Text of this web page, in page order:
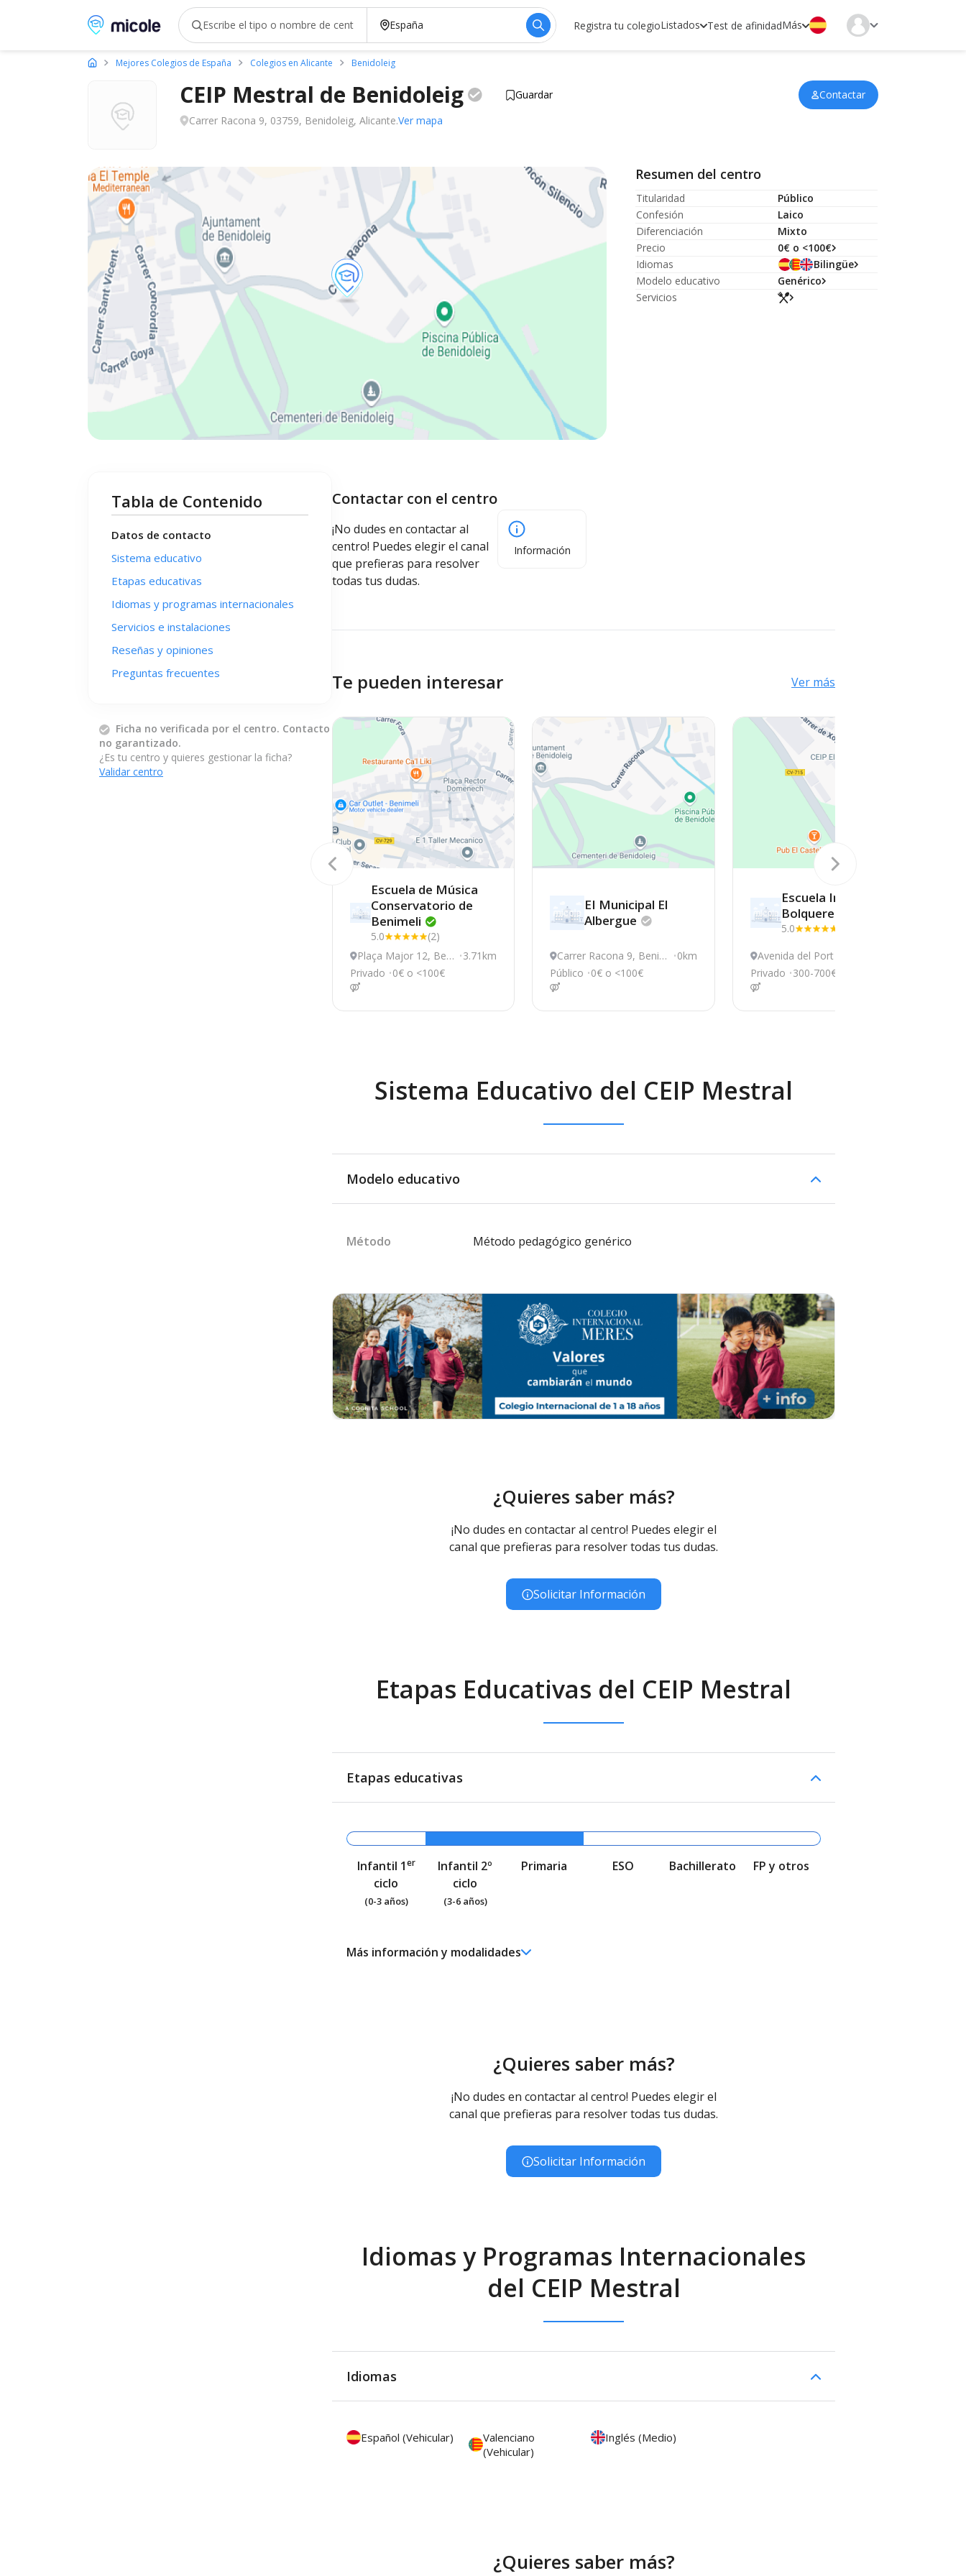
Micole, buscador de colegios Registra tu colegioListados Test de afinidadMás
Mejores Colegios de España Colegios en Alicante Benidoleig
CEIP Mestral de Benidoleig Guardar
Contactar
Carrer Racona 9, 03759, Benidoleig, Alicante.Ver mapa
Resumen del centro
Titularidad
Público
Confesión
Laico
Diferenciación
Mixto
Precio
0€ o <100€
Idiomas
Bilingüe
Modelo educativo
Genérico
Servicios
Tabla de Contenido
Datos de contacto
Sistema educativo
Etapas educativas
Idiomas y programas internacionales
Servicios e instalaciones
Reseñas y opiniones
Preguntas frecuentes
Ficha no verificada por el centro. Contacto
no garantizado.
¿Es tu centro y quieres gestionar la ficha?
Validar centro
Contactar con el centro
¡No dudes en contactar al
centro! Puedes elegir el canal
que prefieras para resolver
todas tus dudas.
Información
Te pueden interesar Ver más
Escuela de Música
Conservatorio de
Benimeli
5.0
(2)
Plaça Major 12, Beni
meli
3.71km
Privado
0€ o <100€
EI Municipal El
Albergue
Carrer Racona 9, Benid
oleig
0km
Público
0€ o <100€
Escuela Infantil
Bolquerets
5.0
Avenida del Port 26,
Orba
Privado
300-700€
Sistema Educativo del CEIP Mestral
Modelo educativo
Método Método pedagógico genérico
¿Quieres saber más?
¡No dudes en contactar al centro! Puedes elegir el
canal que prefieras para resolver todas tus dudas.
Solicitar Información
Etapas Educativas del CEIP Mestral
Etapas educativas
Infantil 1er
ciclo
(0-3 años)
Infantil 2º
ciclo
(3-6 años)
Primaria ESO Bachillerato FP y otros
Más información y modalidades
¿Quieres saber más?
¡No dudes en contactar al centro! Puedes elegir el
canal que prefieras para resolver todas tus dudas.
Solicitar Información
Idiomas y Programas Internacionales
del CEIP Mestral
Idiomas
Español (Vehicular)
Valenciano
(Vehicular)
Inglés (Medio)
¿Quieres saber más?